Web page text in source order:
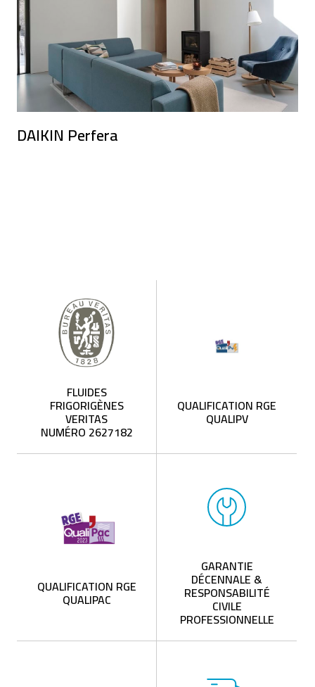
DAIKIN Perfera
FLUIDES
FRIGORIGÈNES
VERITAS
NUMÉRO 2627182
QUALIFICATION RGE
QUALIPV
QUALIFICATION RGE
QUALIPAC
GARANTIE
DÉCENNALE &
RESPONSABILITÉ
CIVILE
PROFESSIONNELLE